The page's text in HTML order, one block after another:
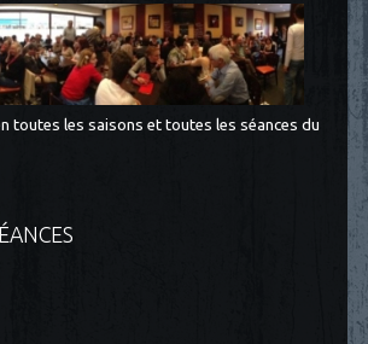
toutes les saisons et toutes les séances du